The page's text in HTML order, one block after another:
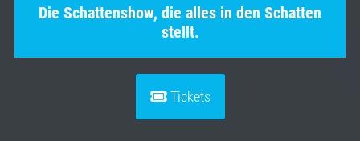
Die Schattenshow, die alles in den Schatten
stellt.
Tickets